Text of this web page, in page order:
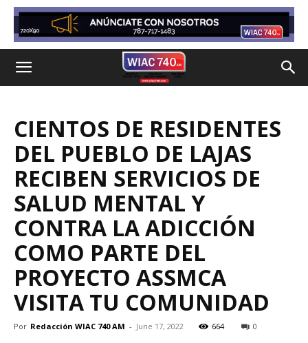
CIENTOS DE RESIDENTES
DEL PUEBLO DE LAJAS
RECIBEN SERVICIOS DE
SALUD MENTAL Y
CONTRA LA ADICCIÓN
COMO PARTE DEL
PROYECTO ASSMCA
VISITA TU COMUNIDAD
Por Redacción WIAC 740 AM - June 17, 2022 664 0